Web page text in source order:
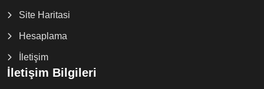
Site Haritasi
Hesaplama
İletişim
İletişim Bilgileri